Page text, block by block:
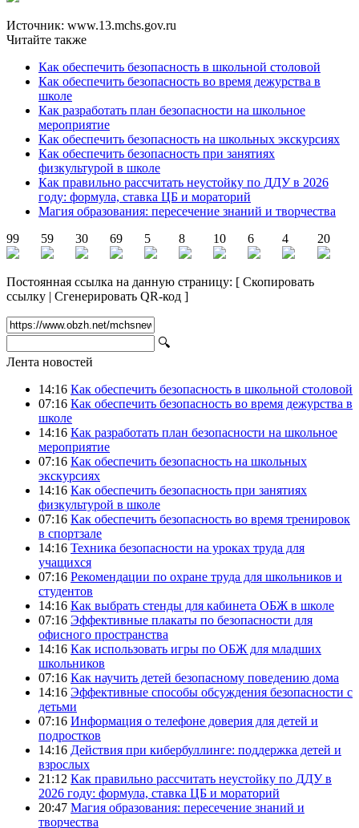
Источник: www.13.mchs.gov.ru
Читайте также
Как обеспечить безопасность в школьной столовой
Как обеспечить безопасность во время дежурства в
школе
Как разработать план безопасности на школьное
мероприятие
Как обеспечить безопасность на школьных экскурсиях
Как обеспечить безопасность при занятиях
физкультурой в школе
Как правильно рассчитать неустойку по ДДУ в 2026
году: формула, ставка ЦБ и мораторий
Магия образования: пересечение знаний и творчества
99
59 30 69 5 8 10 6 4 20
Постоянная ссылка на данную страницу: [ Скопировать
ссылку | Сгенерировать QR-код ]
🔍
Лента новостей
14:16 Как обеспечить безопасность в школьной столовой
07:16 Как обеспечить безопасность во время дежурства в
школе
14:16 Как разработать план безопасности на школьное
мероприятие
07:16 Как обеспечить безопасность на школьных
экскурсиях
14:16 Как обеспечить безопасность при занятиях
физкультурой в школе
07:16 Как обеспечить безопасность во время тренировок
в спортзале
14:16 Техника безопасности на уроках труда для
учащихся
07:16 Рекомендации по охране труда для школьников и
студентов
14:16 Как выбрать стенды для кабинета ОБЖ в школе
07:16 Эффективные плакаты по безопасности для
офисного пространства
14:16 Как использовать игры по ОБЖ для младших
школьников
07:16 Как научить детей безопасному поведению дома
14:16 Эффективные способы обсуждения безопасности с
детьми
07:16 Информация о телефоне доверия для детей и
подростков
14:16 Действия при кибербуллинге: поддержка детей и
взрослых
21:12 Как правильно рассчитать неустойку по ДДУ в
2026 году: формула, ставка ЦБ и мораторий
20:47 Магия образования: пересечение знаний и
творчества